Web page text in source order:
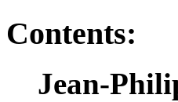
Contents:
Jean-